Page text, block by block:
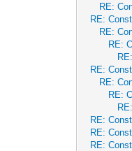
RE:
RE:
RE:
RE:
RE:
RE:
RE:
RE:
RE:
RE: